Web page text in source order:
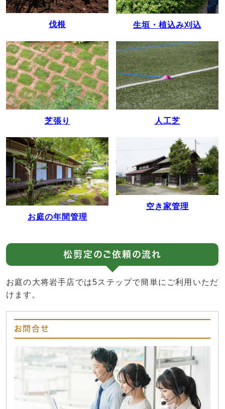
伐根 生垣・植込み刈込
芝張り 人工芝
お庭の年間管理
空き家管理
松剪定のご依頼の流れ
お庭の大将岩手店では5ステップで簡単にご利用いただ
けます。
お問合せ